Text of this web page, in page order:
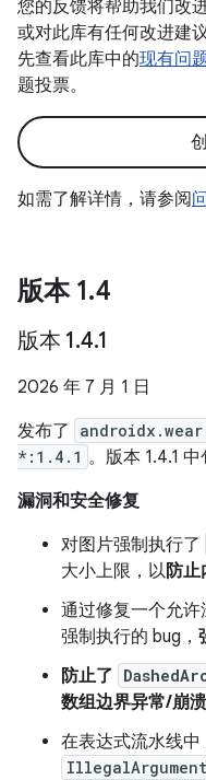
您的反馈将帮助我们改
或对此库有任何改进建
先查看此库中的现有问
题投票。
如需了解详情，请参阅
版本 1.4
版本 1.4.1
2026 年 7 月 1 日
发布了
*:1.4.1 。版本 1.4.1 中
漏洞和安全修复
对图片强制执行了
大小上限，以防
通过修复一个允
强制执行的 bug，
防止了
数组边界异常/崩溃
在表达式流水线中